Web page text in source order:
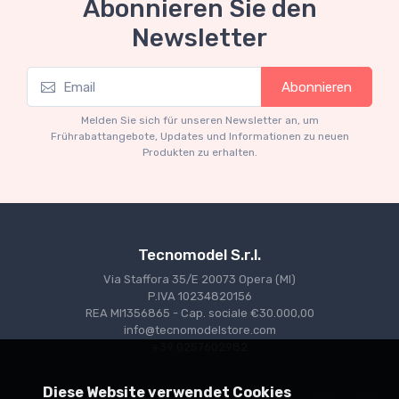
Mythos Collection 1-18
Ferrari 166 MM Abarth Metallic Silver Press
€227.05 €239.00
Abonnieren Sie den
Newsletter
Abonnieren
Melden Sie sich für unseren Newsletter an, um
Frührabattangebote, Updates und Informationen zu neuen
Produkten zu erhalten.
Tecnomodel S.r.l.
Via Staffora 35/E 20073 Opera (MI)
P.IVA 10234820156
REA MI1356865 - Cap. sociale €30.000,00
info@tecnomodelstore.com
Diese Website verwendet Cookies